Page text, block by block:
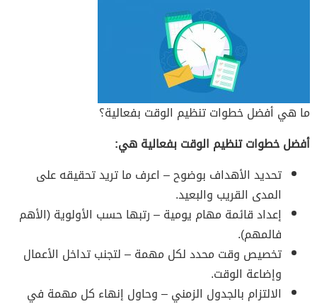
ما هي أفضل خطوات تنظيم الوقت بفعالية؟
أفضل خطوات تنظيم الوقت بفعالية هي:
تحديد الأهداف بوضوح – اعرف ما تريد تحقيقه على
المدى القريب والبعيد.
إعداد قائمة مهام يومية – رتبها حسب الأولوية (الأهم
فالمهم).
تخصيص وقت محدد لكل مهمة – لتجنب تداخل الأعمال
وإضاعة الوقت.
الالتزام بالجدول الزمني – وحاول إنهاء كل مهمة في